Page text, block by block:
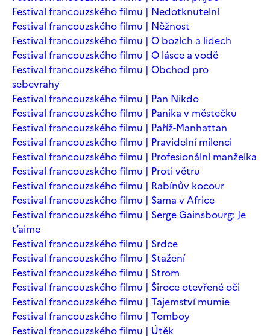
Festival francouzského filmu | Nedotknutelní
Festival francouzského filmu | Něžnost
Festival francouzského filmu | O bozích a lidech
Festival francouzského filmu | O lásce a vodě
Festival francouzského filmu | Obchod pro
sebevrahy
Festival francouzského filmu | Pan Nikdo
Festival francouzského filmu | Panika v městečku
Festival francouzského filmu | Paříž-Manhattan
Festival francouzského filmu | Pravidelní milenci
Festival francouzského filmu | Profesionální manželka
Festival francouzského filmu | Proti větru
Festival francouzského filmu | Rabínův kocour
Festival francouzského filmu | Sama v Africe
Festival francouzského filmu | Serge Gainsbourg: Je
t’aime
Festival francouzského filmu | Srdce
Festival francouzského filmu | Stažení
Festival francouzského filmu | Strom
Festival francouzského filmu | Široce otevřené oči
Festival francouzského filmu | Tajemství mumie
Festival francouzského filmu | Tomboy
Festival francouzského filmu | Útěk